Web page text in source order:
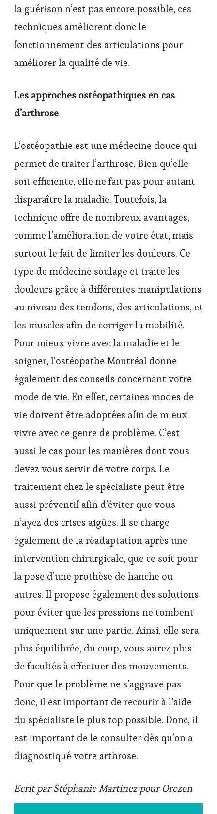
la guérison n’est pas encore possible, ces
techniques améliorent donc le
fonctionnement des articulations pour
améliorer la qualité de vie.
Les approches ostéopathiques en cas
d’arthrose
L’ostéopathie est une médecine douce qui
permet de traiter l’arthrose. Bien qu’elle
soit efficiente, elle ne fait pas pour autant
disparaître la maladie. Toutefois, la
technique offre de nombreux avantages,
comme l’amélioration de votre état, mais
surtout le fait de limiter les douleurs. Ce
type de médecine soulage et traite les
douleurs grâce à différentes manipulations
au niveau des tendons, des articulations, et
les muscles afin de corriger la mobilité.
Pour mieux vivre avec la maladie et le
soigner, l’ostéopathe Montréal donne
également des conseils concernant votre
mode de vie. En effet, certaines modes de
vie doivent être adoptées afin de mieux
vivre avec ce genre de problème. C’est
aussi le cas pour les manières dont vous
devez vous servir de votre corps. Le
traitement chez le spécialiste peut être
aussi préventif afin d’éviter que vous
n’ayez des crises aigües. Il se charge
également de la réadaptation après une
intervention chirurgicale, que ce soit pour
la pose d’une prothèse de hanche ou
autres. Il propose également des solutions
pour éviter que les pressions ne tombent
uniquement sur une partie. Ainsi, elle sera
plus équilibrée, du coup, vous aurez plus
de facultés à effectuer des mouvements.
Pour que le problème ne s’aggrave pas
donc, il est important de recourir à l’aide
du spécialiste le plus top possible. Donc, il
est important de le consulter dès qu’on a
diagnostiqué votre arthrose.
Ecrit par Stéphanie Martinez pour Orezen